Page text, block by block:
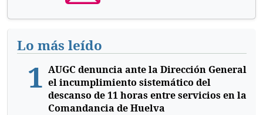
Lo más leído
1 AUGC denuncia ante la Dirección General
el incumplimiento sistemático del
descanso de 11 horas entre servicios en la
Comandancia de Huelva